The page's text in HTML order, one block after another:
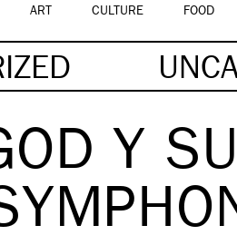
ART CULTURE FOOD
Y SU